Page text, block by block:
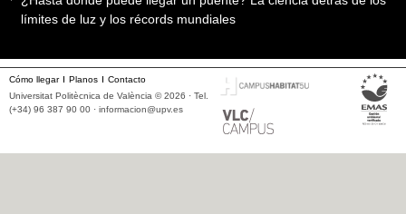
límites de luz y los récords mundiales
Cómo llegar Planos
Contacto
Universitat Politècnica de València © 2026 · Tel.
(+34) 96 387 90 00 · informacion@upv.es